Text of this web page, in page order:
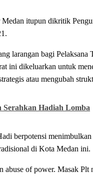
itupun dikritik
larangan bagi
ini dikeluarkan untuk
atau mengubah
Hadiah Lomba
berpotensi
di Kota Medan ini.
abuse of power. Masak